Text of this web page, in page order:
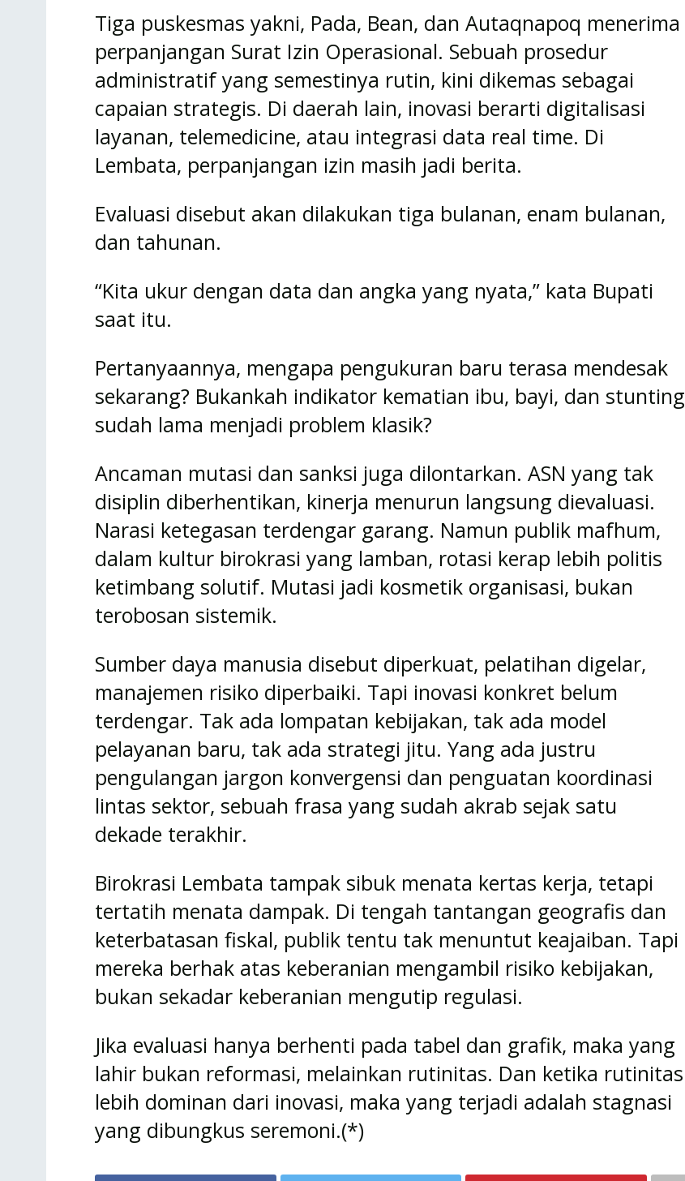
Tiga puskesmas yakni, Pada, Bean, dan Autaqnapoq menerima
perpanjangan Surat Izin Operasional. Sebuah prosedur
administratif yang semestinya rutin, kini dikemas sebagai
capaian strategis. Di daerah lain, inovasi berarti digitalisasi
layanan, telemedicine, atau integrasi data real time. Di
Lembata, perpanjangan izin masih jadi berita.
Evaluasi disebut akan dilakukan tiga bulanan, enam bulanan,
dan tahunan.
“Kita ukur dengan data dan angka yang nyata,” kata Bupati
saat itu.
Pertanyaannya, mengapa pengukuran baru terasa mendesak
sekarang? Bukankah indikator kematian ibu, bayi, dan stunting
sudah lama menjadi problem klasik?
Ancaman mutasi dan sanksi juga dilontarkan. ASN yang tak
disiplin diberhentikan, kinerja menurun langsung dievaluasi.
Narasi ketegasan terdengar garang. Namun publik mafhum,
dalam kultur birokrasi yang lamban, rotasi kerap lebih politis
ketimbang solutif. Mutasi jadi kosmetik organisasi, bukan
terobosan sistemik.
Sumber daya manusia disebut diperkuat, pelatihan digelar,
manajemen risiko diperbaiki. Tapi inovasi konkret belum
terdengar. Tak ada lompatan kebijakan, tak ada model
pelayanan baru, tak ada strategi jitu. Yang ada justru
pengulangan jargon konvergensi dan penguatan koordinasi
lintas sektor, sebuah frasa yang sudah akrab sejak satu
dekade terakhir.
Birokrasi Lembata tampak sibuk menata kertas kerja, tetapi
tertatih menata dampak. Di tengah tantangan geografis dan
keterbatasan fiskal, publik tentu tak menuntut keajaiban. Tapi
mereka berhak atas keberanian mengambil risiko kebijakan,
bukan sekadar keberanian mengutip regulasi.
Jika evaluasi hanya berhenti pada tabel dan grafik, maka yang
lahir bukan reformasi, melainkan rutinitas. Dan ketika rutinitas
lebih dominan dari inovasi, maka yang terjadi adalah stagnasi
yang dibungkus seremoni.(*)